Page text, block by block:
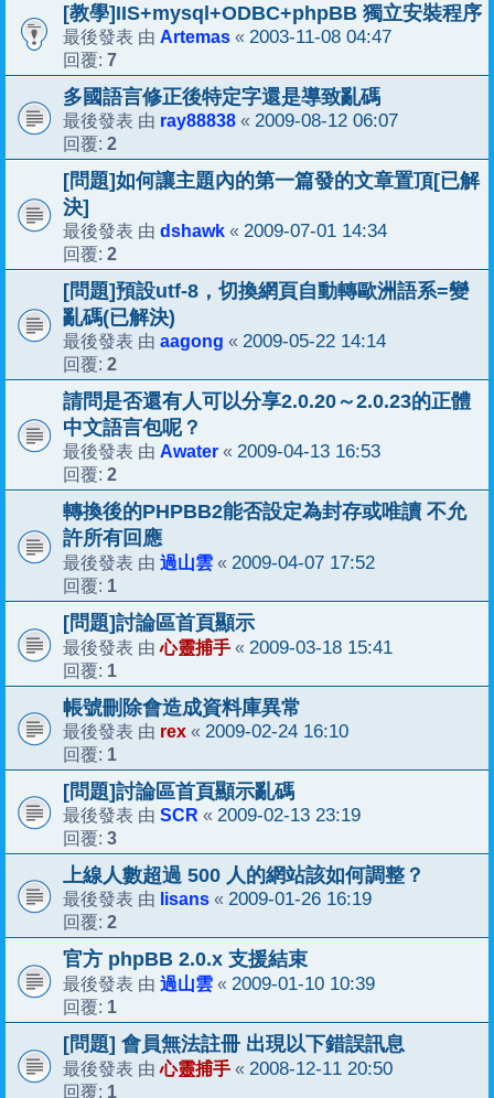
[教學]IIS+mysql+ODBC+phpBB 獨立安裝程序
最後發表 由 Artemas « 2003-11-08 04:47
回覆: 7
多國語言修正後特定字還是導致亂碼
最後發表 由 ray88838 « 2009-08-12 06:07
回覆: 2
[問題]如何讓主題內的第一篇發的文章置頂[已解
決]
最後發表 由 dshawk « 2009-07-01 14:34
回覆: 2
[問題]預設utf-8，切換網頁自動轉歐洲語系=變
亂碼(已解決)
最後發表 由 aagong « 2009-05-22 14:14
回覆: 2
請問是否還有人可以分享2.0.20～2.0.23的正體
中文語言包呢？
最後發表 由 Awater « 2009-04-13 16:53
回覆: 2
轉換後的PHPBB2能否設定為封存或唯讀 不允
許所有回應
最後發表 由 過山雲 « 2009-04-07 17:52
回覆: 1
[問題]討論區首頁顯示
最後發表 由心靈捕手 « 2009-03-18 15:41
回覆: 1
帳號刪除會造成資料庫異常
最後發表 由 rex « 2009-02-24 16:10
回覆: 1
[問題]討論區首頁顯示亂碼
最後發表 由 SCR « 2009-02-13 23:19
回覆: 3
上線人數超過 500 人的網站該如何調整？
最後發表 由 lisans « 2009-01-26 16:19
回覆: 2
官方 phpBB 2.0.x 支援結束
最後發表 由 過山雲 « 2009-01-10 10:39
回覆: 1
[問題] 會員無法註冊 出現以下錯誤訊息
最後發表 由心靈捕手 « 2008-12-11 20:50
回覆: 1